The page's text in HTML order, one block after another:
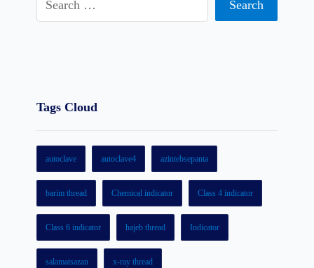
Tags Cloud
autoclave autoclave4 azintebsepanta
barim thread Chemical indicator Class 4 indicator
Class 6 indicator hajeb thread Indicator
salamatsazan x-ray thread
home
contact us